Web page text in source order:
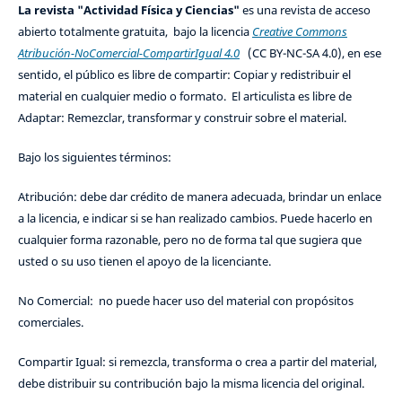
La revista "Actividad Física y Ciencias" es una revista de acceso
abierto totalmente gratuita, bajo la licencia Creative Commons
Atribución-NoComercial-CompartirIgual 4.0(CC BY-NC-SA 4.0), en ese
sentido, el público es libre de compartir: Copiar y redistribuir el
material en cualquier medio o formato. El articulista es libre de
Adaptar: Remezclar, transformar y construir sobre el material.
Bajo los siguientes términos:
Atribución: debe dar crédito de manera adecuada, brindar un enlace
a la licencia, e indicar si se han realizado cambios. Puede hacerlo en
cualquier forma razonable, pero no de forma tal que sugiera que
usted o su uso tienen el apoyo de la licenciante.
No Comercial: no puede hacer uso del material con propósitos
comerciales.
Compartir Igual: si remezcla, transforma o crea a partir del material,
debe distribuir su contribución bajo la misma licencia del original.